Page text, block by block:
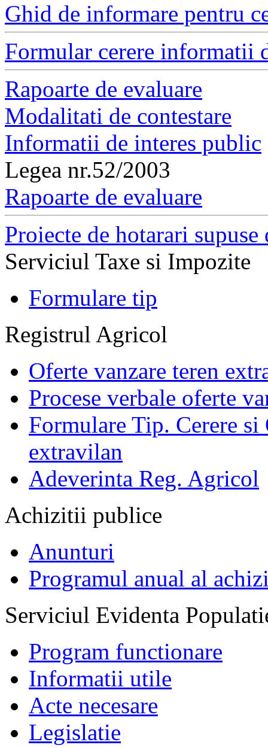
Ghid de informare pentru
Formular cerere informatii
Rapoarte de evaluare
Modalitati de contestare
Informatii de interes public
Legea nr.52/2003
Rapoarte de evaluare
Proiecte de hotarari
Serviciul Taxe si Impozite
Formulare tip
Registrul Agricol
Oferte vanzare teren
Procese verbale oferte
Formulare Tip. Cerere si
extravilan
Adeverinta Reg. Agricol
Achizitii publice
Anunturi
Programul anual al
Serviciul Evidenta
Program functionare
Informatii utile
Acte necesare
Legislatie